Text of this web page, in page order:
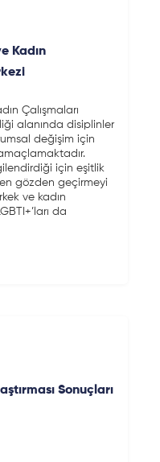
Kadın
Çalışmaları
alanında disiplinler
değişim için
için eşitlik
gözden geçirmeyi
ve kadın
da
Sonuçları